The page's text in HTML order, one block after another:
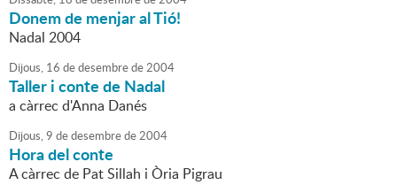
Donem de menjar al Tió!
Nadal 2004
Dijous, 16 dedesembrede2004
Taller i conte de Nadal
a càrrec d'Anna Danés
Dijous,9 dedesembrede2004
Hora del conte
A càrrec de Pat Sillah i Òria Pigrau